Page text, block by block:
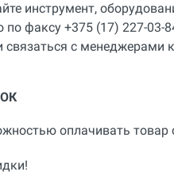
инструмент,
по факсу +375 (17) 227-
связаться с
оплачивать товар